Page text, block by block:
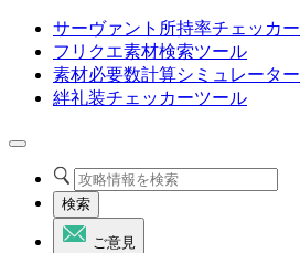
サーヴァント所持率チェッカー
フリクエ素材検索ツール
素材必要数計算シミュレーター
絆礼装チェッカーツール
検索
ご意見